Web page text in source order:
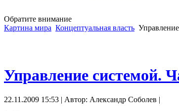
Обратите внимание
Картина мира Концептуальная власть
Управление системой.
22.11.2009 15:53 | Автор: Александр Соболев |